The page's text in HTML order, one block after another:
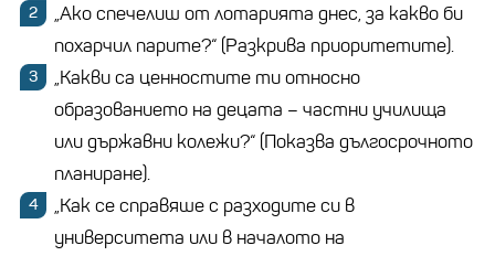
„Ако спечелиш от лотарията днес, за какво би
похарчил парите?“ (Разкрива приоритетите).
„Какви са ценностите ти относно
образованието на децата – частни училища
или държавни колежи?“ (Показва дългосрочното
планиране).
„Как се справяше с разходите си в
университета или в началото на